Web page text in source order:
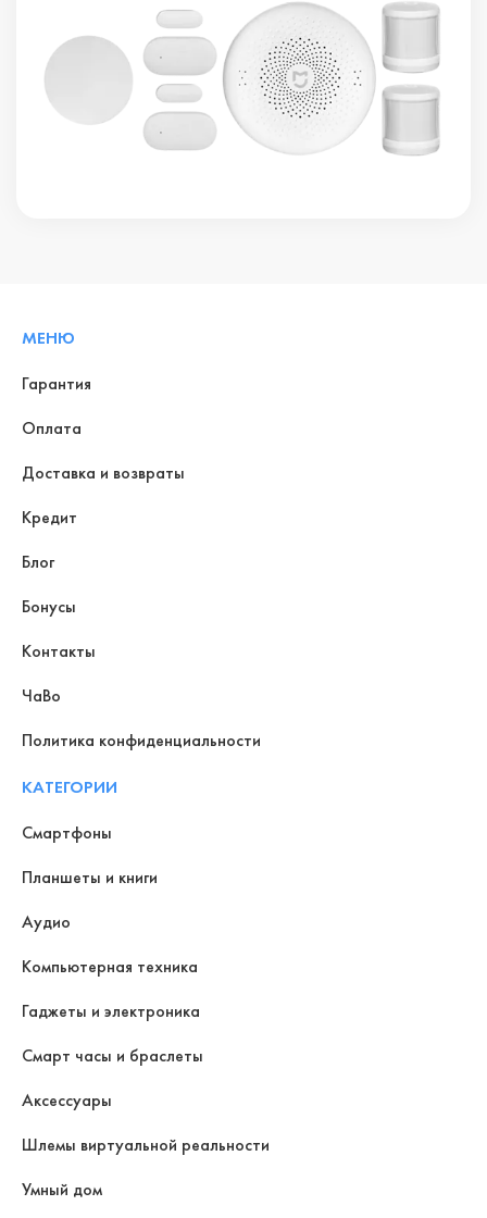
МЕНЮ
Гарантия
Оплата
Доставка и возвраты
Кредит
Блог
Бонусы
Контакты
ЧаВо
Политика конфиденциальности
КАТЕГОРИИ
Смартфоны
Планшеты и книги
Аудио
Компьютерная техника
Гаджеты и электроника
Смарт часы и браслеты
Аксессуары
Шлемы виртуальной реальности
Умный дом